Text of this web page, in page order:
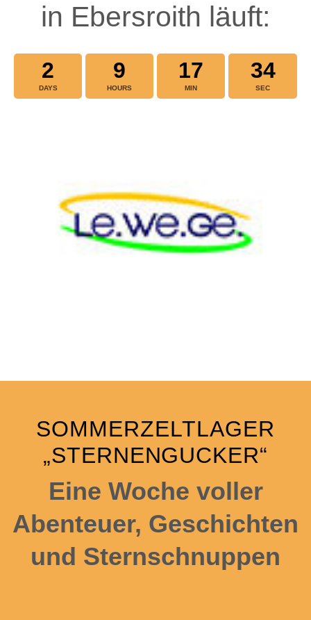
in Ebersroith läuft:
2
DAYS
9
HOURS
17
MIN
33
SEC
SOMMERZELTLAGER
„STERNENGUCKER“
Eine Woche voller
Abenteuer, Geschichten
und Sternschnuppen